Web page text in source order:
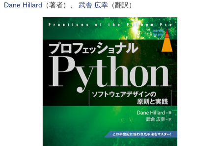
Dane Hillard （著者）、 武舎 広幸 （翻訳）